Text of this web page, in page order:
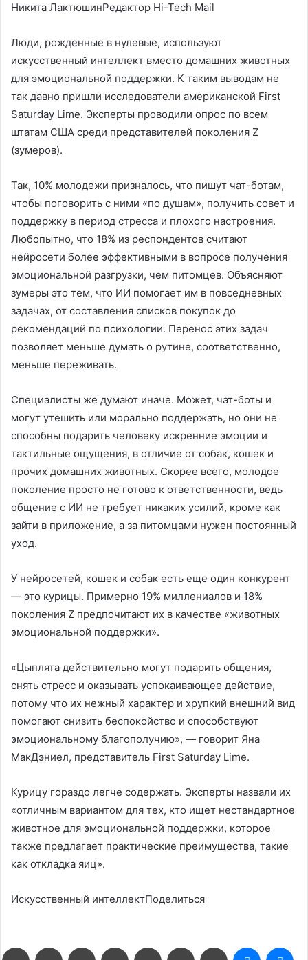
Никита ЛактюшинРедактор Hi-Tech Mail
Люди, рожденные в нулевые, используют
искусственный интеллект вместо домашних животных
для эмоциональной поддержки. К таким выводам не
так давно пришли исследователи американской First
Saturday Lime. Эксперты проводили опрос по всем
штатам США среди представителей поколения Z
(зумеров).
Так, 10% молодежи призналось, что пишут чат-ботам,
чтобы поговорить с ними «по душам», получить совет и
поддержку в период стресса и плохого настроения.
Любопытно, что 18% из респондентов считают
нейросети более эффективными в вопросе получения
эмоциональной разгрузки, чем питомцев. Объясняют
зумеры это тем, что ИИ помогает им в повседневных
задачах, от составления списков покупок до
рекомендаций по психологии. Перенос этих задач
позволяет меньше думать о рутине, соответственно,
меньше переживать.
Специалисты же думают иначе. Может, чат-боты и
могут утешить или морально поддержать, но они не
способны подарить человеку искренние эмоции и
тактильные ощущения, в отличие от собак, кошек и
прочих домашних животных. Скорее всего, молодое
поколение просто не готово к ответственности, ведь
общение с ИИ не требует никаких усилий, кроме как
зайти в приложение, а за питомцами нужен постоянный
уход.
У нейросетей, кошек и собак есть еще один конкурент
— это курицы. Примерно 19% миллениалов и 18%
поколения Z предпочитают их в качестве «животных
эмоциональной поддержки».
«Цыплята действительно могут подарить общения,
снять стресс и оказывать успокаивающее действие,
потому что их нежный характер и хрупкий внешний вид
помогают снизить беспокойство и способствуют
эмоциональному благополучию», — говорит Яна
МакДэниел, представитель First Saturday Lime.
Курицу гораздо легче содержать. Эксперты назвали их
«отличным вариантом для тех, кто ищет нестандартное
животное для эмоциональной поддержки, которое
также предлагает практические преимущества, такие
как откладка яиц».
Искусственный интеллектПоделиться
FacebookTwitter LinkedIn Pinterest Reddit ВконтактеОдноклассники
Messenger